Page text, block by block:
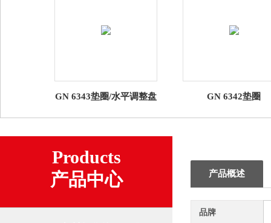
GN 6343垫圈/水平调整盘 GN 6342垫圈
Products
产品中心
产品概述
品牌